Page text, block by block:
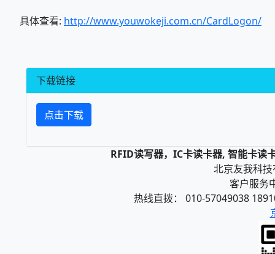
具体查看: http://www.youwokeji.com.cn/CardLogon/
下载链接
点击下载
RFID读写器，IC卡读卡器, 智能卡读
北京友我科
客户服务
热线直拨： 010-57049038